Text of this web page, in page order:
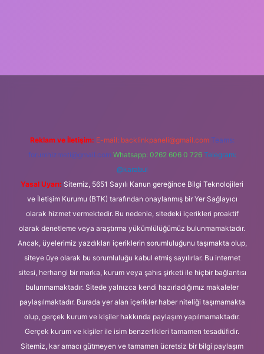
Reklam ve İletişim: E-mail: backlinkpaneli@gmail.com Teams:
forumhizmeti@gmail.com Whatsapp: 0262 606 0 726 Telegram:
@karabul
Yasal Uyarı: Sitemiz, 5651 Sayılı Kanun gereğince Bilgi Teknolojileri
ve İletişim Kurumu (BTK) tarafından onaylanmış bir Yer Sağlayıcı
olarak hizmet vermektedir. Bu nedenle, sitedeki içerikleri proaktif
olarak denetleme veya araştırma yükümlülüğümüz bulunmamaktadır.
Ancak, üyelerimiz yazdıkları içeriklerin sorumluluğunu taşımakta olup,
siteye üye olarak bu sorumluluğu kabul etmiş sayılırlar. Bu internet
sitesi, herhangi bir marka, kurum veya şahıs şirketi ile hiçbir bağlantısı
bulunmamaktadır. Sitede yalnızca kendi hazırladığımız makaleler
paylaşılmaktadır. Burada yer alan içerikler haber niteliği taşımamakta
olup, gerçek kurum ve kişiler hakkında paylaşım yapılmamaktadır.
Gerçek kurum ve kişiler ile isim benzerlikleri tamamen tesadüfidir.
Sitemiz, kar amacı gütmeyen ve tamamen ücretsiz bir bilgi paylaşım